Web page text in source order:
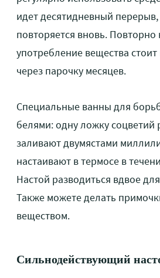
идет десятидневный перерыв,
повторяется вновь. Повторно
употребление вещества
через парочку месяцев.
Специальные ванны для
белями: одну ложку соцветий
заливают двумястами
настаивают в термосе в
Настой разводиться вдвое
Также можете делать
веществом.
Сильнодействующий